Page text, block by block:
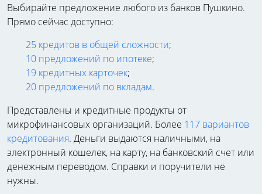
Выбирайте предложение любого из банков Пушкино.
Прямо сейчас доступно:
25 кредитов в общей сложности;
10 предложений по ипотеке;
19 кредитных карточек;
20 предложений по вкладам.
Представлены и кредитные продукты от
микрофинансовых организаций. Более 117 вариантов
кредитования. Деньги выдаются наличными, на
электронный кошелек, на карту, на банковский счет или
денежным переводом. Справки и поручители не
нужны.